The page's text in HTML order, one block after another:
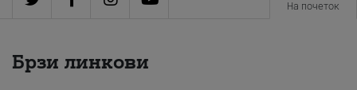
На почеток
Брзи линкови